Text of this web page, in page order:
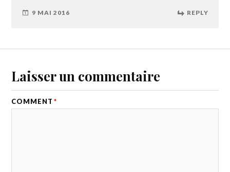
9 MAI 2016 REPLY
Laisser un commentaire
COMMENT *